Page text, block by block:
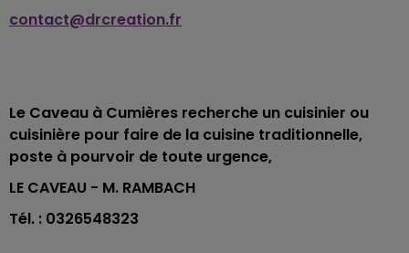
contact@drcreation.fr
Le Caveau à Cumières recherche un cuisinier ou
cuisinière pour faire de la cuisine traditionnelle,
poste à pourvoir de toute urgence,
LE CAVEAU - M. RAMBACH
Tél. : 0326548323